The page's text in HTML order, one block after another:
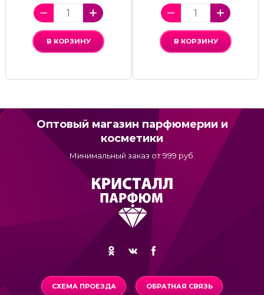
В КОРЗИНУ В КОРЗИНУ
Оптовый магазин парфюмерии и
косметики
Минимальный заказ от 999 руб.
СХЕМА ПРОЕЗДА ОБРАТНАЯ СВЯЗЬ